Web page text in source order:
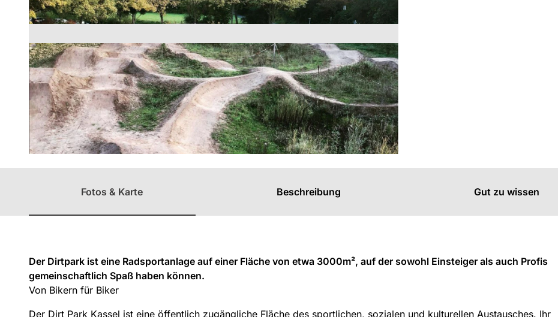
Unterwegs
mit Kindern
Region
GrimmHei
mat
Nordhess
en
Fotos & Karte Beschreibung Gut zu wissen
Der Dirtpark ist eine Radsportanlage auf einer Fläche von etwa 3000m², auf der sowohl Einsteiger als auch Profis
gemeinschaftlich Spaß haben können.
Von Bikern für Biker
Der Dirt Park Kassel ist eine öffentlich zugängliche Fläche des sportlichen, sozialen und kulturellen Austausches. Ihr